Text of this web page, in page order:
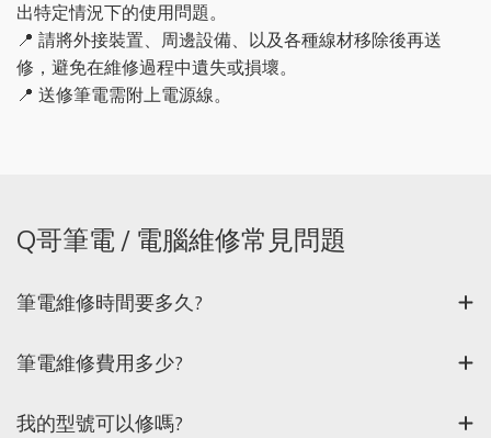
出特定情況下的使用問題。
📍 請將外接裝置、周邊設備、以及各種線材移除後再送
修，避免在維修過程中遺失或損壞。
📍 送修筆電需附上電源線。
Q哥筆電 / 電腦維修常見問題
筆電維修時間要多久?
筆電維修費用多少?
我的型號可以修嗎?